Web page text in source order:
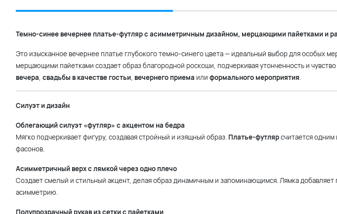
Темно-синее вечернее платье-футляр с асимметричным дизайном, мерцающими пайетками и
Это изысканное вечернее платье глубокого темно-синего цвета — идеальный выбор для особых
мерцающими пайетками создает образ благородной роскоши, подчеркивая утонченность и
вечера, свадьбы в качестве гостьи, вечернего приема или формального мероприятия.
Силуэт и дизайн
Облегающий силуэт «футляр» с акцентом на бедра
Мягко подчеркивает фигуру, создавая стройный и изящный образ. Платье-футлярсчитается
фасонов.
Асимметричный верх с лямкой через одно плечо
Создает смелый и стильный акцент, делая образ динамичным и запоминающимся. Лямка добавляет
асимметрию.
Полупрозрачный рукав из сетки с пайетками